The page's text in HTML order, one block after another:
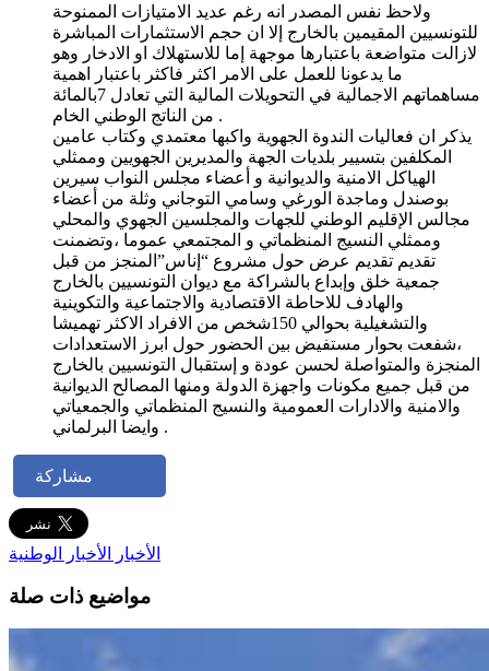
ولاحظ نفس المصدر انه رغم عديد الامتيازات الممنوحة
للتونسيين المقيمين بالخارج إلا ان حجم الاستثمارات المباشرة
لازالت متواضعة باعتبارها موجهة إما للاستهلاك او الادخار وهو
ما يدعونا للعمل على الامر اكثر فاكثر باعتبار اهمية
مساهماتهم الاجمالية في التحويلات المالية التي تعادل 7بالمائة
من الناتج الوطني الخام .
يذكر ان فعاليات الندوة الجهوية واكبها معتمدي وكتاب عامين
المكلفين بتسيير بلديات الجهة والمديرين الجهويين وممثلي
الهياكل الامنية والديوانية و أعضاء مجلس النواب سيرين
بوصندل وماجدة الورغي وسامي التوجاني وثلة من أعضاء
مجالس الإقليم الوطني للجهات والمجلسين الجهوي والمحلي
وممثلي النسيج المنظماتي و المجتمعي عموما ،وتضمنت
تقديم تقديم عرض حول مشروع “إناس”المنجز من قبل
جمعية خلق وإبداع بالشراكة مع ديوان التونسيين بالخارج
والهادف للاحاطة الاقتصادية والاجتماعية والتكوينية
والتشغيلية بحوالي 150شخص من الافراد الاكثر تهميشا
،شفعت بحوار مستفيض بين الحضور حول ابرز الاستعدادات
المنجزة والمتواصلة لحسن عودة و إستقبال التونسيين بالخارج
من قبل جميع مكونات واجهزة الدولة ومنها المصالح الديوانية
والامنية والادارات العمومية والنسيج المنظماتي والجمعياتي
وايضا البرلماني .
مشاركة
الأخبار الأخبار الوطنية
مواضيع ذات صلة